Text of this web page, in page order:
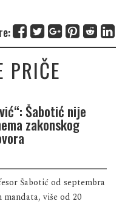
PRIČE
Šabotić nije
zakonskog
Šabotić od septembra
više od 20